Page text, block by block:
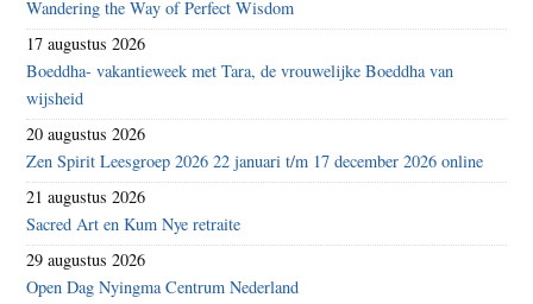
Wandering the Way of Perfect Wisdom
17 augustus 2026
Boeddha- vakantieweek met Tara, de vrouwelijke Boeddha van
wijsheid
20 augustus 2026
Zen Spirit Leesgroep 2026 22 januari t/m 17 december 2026 online
21 augustus 2026
Sacred Art en Kum Nye retraite
29 augustus 2026
Open Dag Nyingma Centrum Nederland